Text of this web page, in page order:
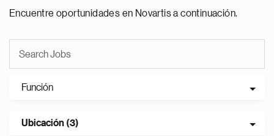
Encuentre oportunidades en Novartis a continuación.
Función
Ubicación (3)